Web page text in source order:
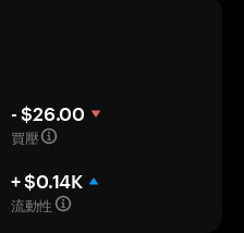
- $26.00
買壓
+ $0.14K
流動性